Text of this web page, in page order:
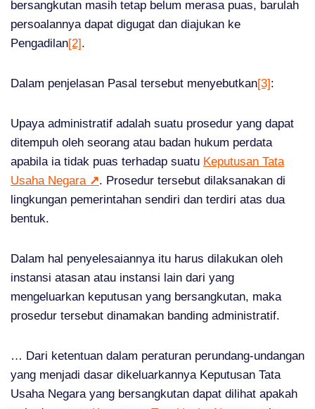
bersangkutan masih tetap belum merasa puas, barulah
persoalannya dapat digugat dan diajukan ke
Pengadilan[2].
Dalam penjelasan Pasal tersebut menyebutkan[3]:
Upaya administratif adalah suatu prosedur yang dapat
ditempuh oleh seorang atau badan hukum perdata
apabila ia tidak puas terhadap suatu Keputusan Tata
Usaha Negara ↗. Prosedur tersebut dilaksanakan di
lingkungan pemerintahan sendiri dan terdiri atas dua
bentuk.
Dalam hal penyelesaiannya itu harus dilakukan oleh
instansi atasan atau instansi lain dari yang
mengeluarkan keputusan yang bersangkutan, maka
prosedur tersebut dinamakan banding administratif.
… Dari ketentuan dalam peraturan perundang-undangan
yang menjadi dasar dikeluarkannya Keputusan Tata
Usaha Negara yang bersangkutan dapat dilihat apakah